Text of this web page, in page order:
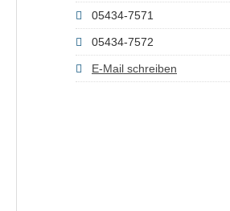
05434-7571
05434-7572
E-Mail schreiben